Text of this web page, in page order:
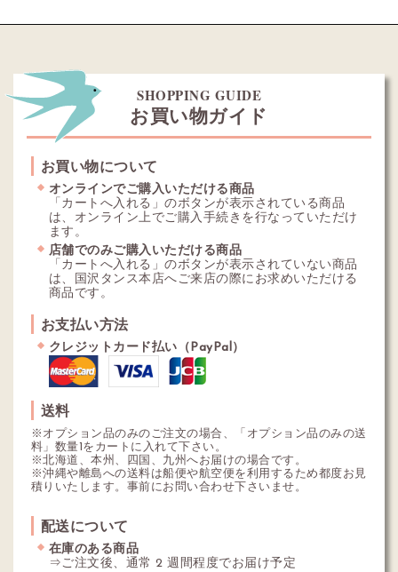
SHOPPING GUIDE
お買い物ガイド
お買い物について
オンラインでご購入いただける商品
「カートへ入れる」のボタンが表示されている商品
は、オンライン上でご購入手続きを行なっていただけ
ます。
店舗でのみご購入いただける商品
「カートへ入れる」のボタンが表示されていない商品
は、国沢タンス本店へご来店の際にお求めいただける
商品です。
お支払い方法
クレジットカード払い（PayPal）
送料
※オプション品のみのご注文の場合、「オプション品のみの送
料」数量1をカートに入れて下さい。
※北海道、本州、四国、九州へお届けの場合です。
※沖縄や離島への送料は船便や航空便を利用するため都度お見
積りいたします。事前にお問い合わせ下さいませ。
配送について
在庫のある商品
⇒ご注文後、通常 2 週間程度でお届け予定